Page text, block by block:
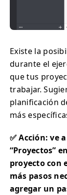
Existe la
durante el
que tus
trabajar.
planificación
más
✅ Acción: ve
“Proyectos”
proyecto con
más pasos
agregar un